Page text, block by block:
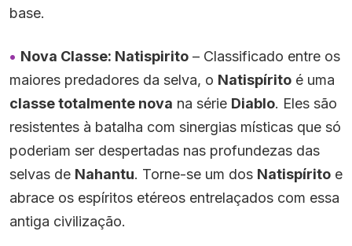
base.
Nova Classe: Natispirito – Classificado entre os
maiores predadores da selva, o Natispírito é uma
classe totalmente nova na série Diablo. Eles são
resistentes à batalha com sinergias místicas que só
poderiam ser despertadas nas profundezas das
selvas de Nahantu. Torne-se um dos Natispírito e
abrace os espíritos etéreos entrelaçados com essa
antiga civilização.